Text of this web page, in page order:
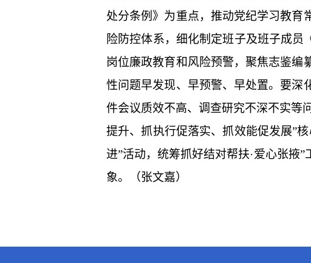
处分条例》为重点，推动党纪学习教育
险防控体系，细化制定班子及班子成员
岗位廉政教育和风险预警，聚焦志鉴编
性问题早发现、早预警、早处置。要深
件会议质效不高、调查研究不深不实等
提升、抓执行促落实、抓效能促发展”
进”活动，统筹抓好结对帮扶·爱心张掖
象。（张文嘉）